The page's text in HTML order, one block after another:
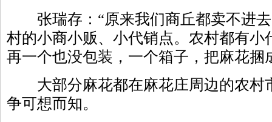
张瑞存：“原来我们商丘都卖不进去
村的小商小贩、小代销点。农村都有小
再一个也没包装，一个箱子，把麻花捆
大部分麻花都在麻花庄周边的农村
争可想而知。